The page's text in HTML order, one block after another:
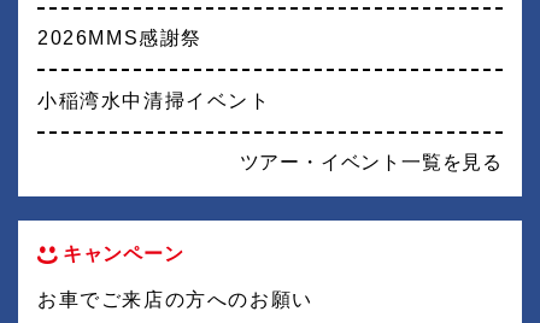
2026MMS感謝祭
小稲湾水中清掃イベント
ツアー・イベント一覧を見る
キャンペーン
お車でご来店の方へのお願い